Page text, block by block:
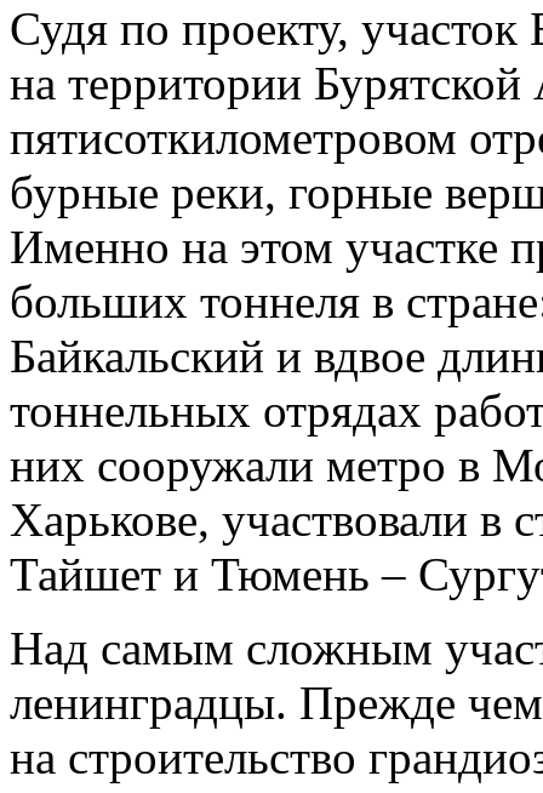
Судя по проекту,
на территории
пятисоткилометровом
бурные реки, горные
Именно на этом участке
больших тоннеля в
Байкальский и вдвое
тоннельных отрядах
них сооружали метро в
Харькове, участвовали в
Тайшет и Тюмень –
Над самым сложным
ленинградцы. Прежде чем
на строительство